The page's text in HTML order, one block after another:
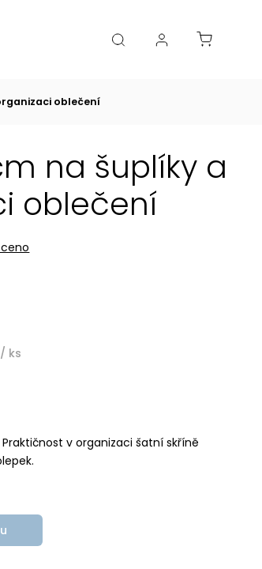
kořenky, skleničky Akce
oblečení
na šuplíky a
oblečení
/ ks
v organizaci šatní skříně